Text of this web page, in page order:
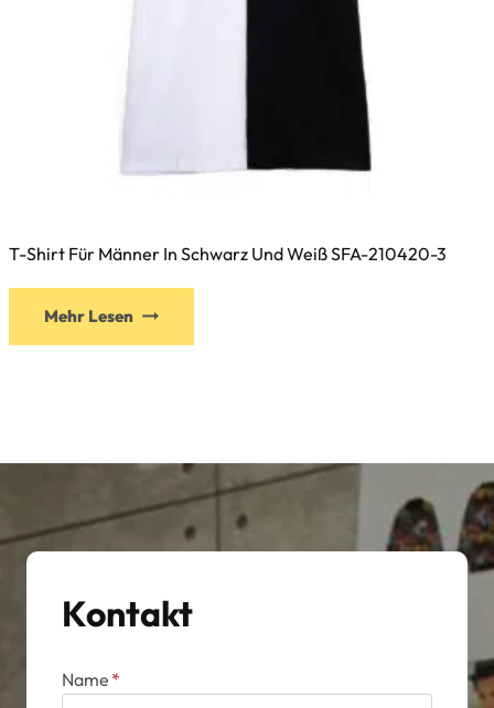
T-Shirt Für Männer In Schwarz Und Weiß SFA-210420-3
Mehr Lesen
Die
Optionen
können
auf
Produktseite
Kontakt
Name *